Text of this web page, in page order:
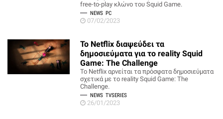
free-to-play κλώνο του Squid Game.
NEWS PC
07/02/2023
Το Netflix διαψεύδει τα
δημοσιεύματα για το reality Squid
Game: The Challenge
Το Netflix αρνείται τα πρόσφατα δημοσιεύματα
σχετικά με το reality Squid Game: The
Challenge.
NEWS TVSERIES
26/01/2023